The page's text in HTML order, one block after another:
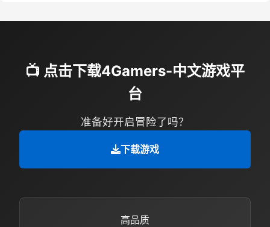
📺 点击下载4Gamers-中文游戏平
台
准备好开启冒险了吗？
下载游戏
高品质